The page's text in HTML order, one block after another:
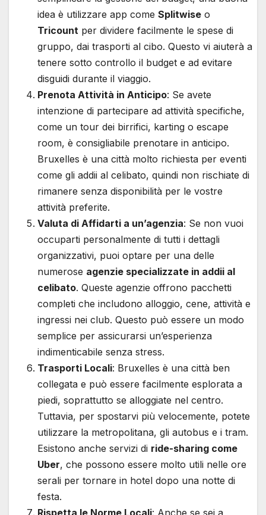
idea è utilizzare app come Splitwise o
Tricount per dividere facilmente le spese di
gruppo, dai trasporti al cibo. Questo vi aiuterà a
tenere sotto controllo il budget e ad evitare
disguidi durante il viaggio.
Prenota Attività in Anticipo: Se avete
intenzione di partecipare ad attività specifiche,
come un tour dei birrifici, karting o escape
room, è consigliabile prenotare in anticipo.
Bruxelles è una città molto richiesta per eventi
come gli addii al celibato, quindi non rischiate di
rimanere senza disponibilità per le vostre
attività preferite.
Valuta di Affidarti a un’agenzia: Se non vuoi
occuparti personalmente di tutti i dettagli
organizzativi, puoi optare per una delle
numerose agenzie specializzate in addii al
celibato. Queste agenzie offrono pacchetti
completi che includono alloggio, cene, attività e
ingressi nei club. Questo può essere un modo
semplice per assicurarsi un’esperienza
indimenticabile senza stress.
Trasporti Locali: Bruxelles è una città ben
collegata e può essere facilmente esplorata a
piedi, soprattutto se alloggiate nel centro.
Tuttavia, per spostarvi più velocemente, potete
utilizzare la metropolitana, gli autobus e i tram.
Esistono anche servizi di ride-sharing come
Uber, che possono essere molto utili nelle ore
serali per tornare in hotel dopo una notte di
festa.